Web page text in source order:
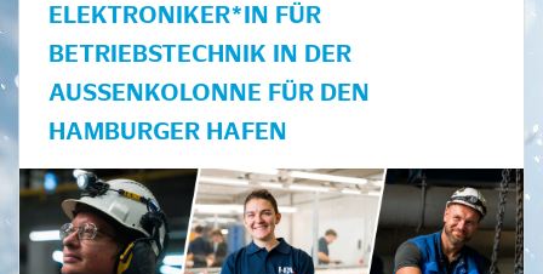
ELEKTRONIKER*IN FÜR
BETRIEBSTECHNIK IN DER
AUSSENKOLONNE FÜR DEN H
AMBURGER HAFEN